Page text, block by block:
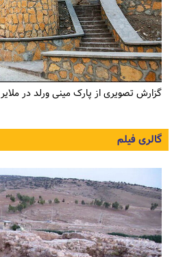
گزارش تصویری از پارک مینی ورلد در ملایر
گالری فیلم